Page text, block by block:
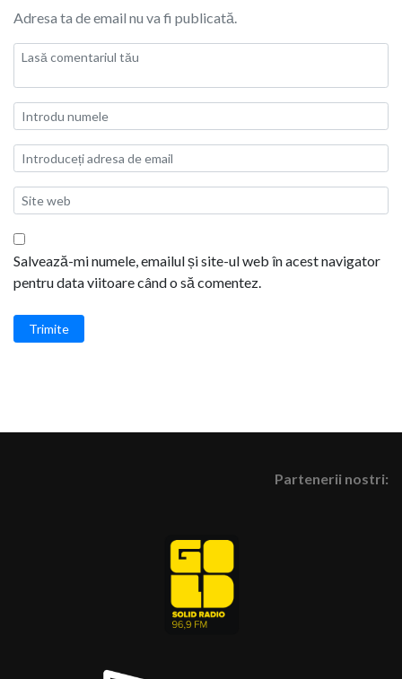
Adresa ta de email nu va fi publicată.
Salvează-mi numele, emailul și site-ul web în acest navigator
pentru data viitoare când o să comentez.
Trimite
Partenerii nostri: